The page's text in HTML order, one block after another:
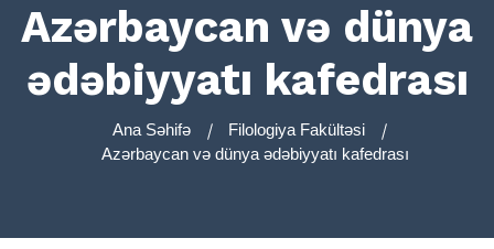
Azərbaycan və dünya
ədəbiyyatı kafedrası
Ana Səhifə
Filologiya Fakültəsi
Azərbaycan və dünya ədəbiyyatı kafedrası